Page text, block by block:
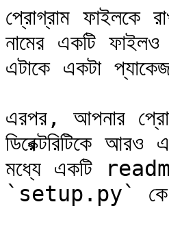
প্রোগ্রাম
নামের একটি
এটাকে একটা
এরপর, আপনার
ডিরেক্টরিটিকে আরও
মধ্যে একটি
`setup.py` কে